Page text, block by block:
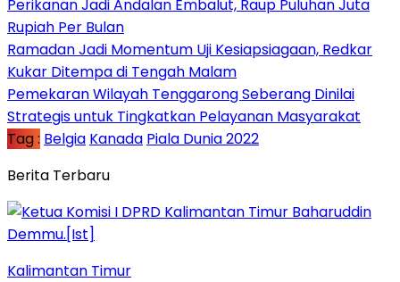
Perikanan Jadi Andalan Embalut, Raup Puluhan Juta
Rupiah Per Bulan
Ramadan Jadi Momentum Uji Kesiapsiagaan, Redkar
Kukar Ditempa di Tengah Malam
Pemekaran Wilayah Tenggarong Seberang Dinilai
Strategis untuk Tingkatkan Pelayanan Masyarakat
Tag : Belgia Kanada Piala Dunia 2022
Berita Terbaru
Kalimantan Timur